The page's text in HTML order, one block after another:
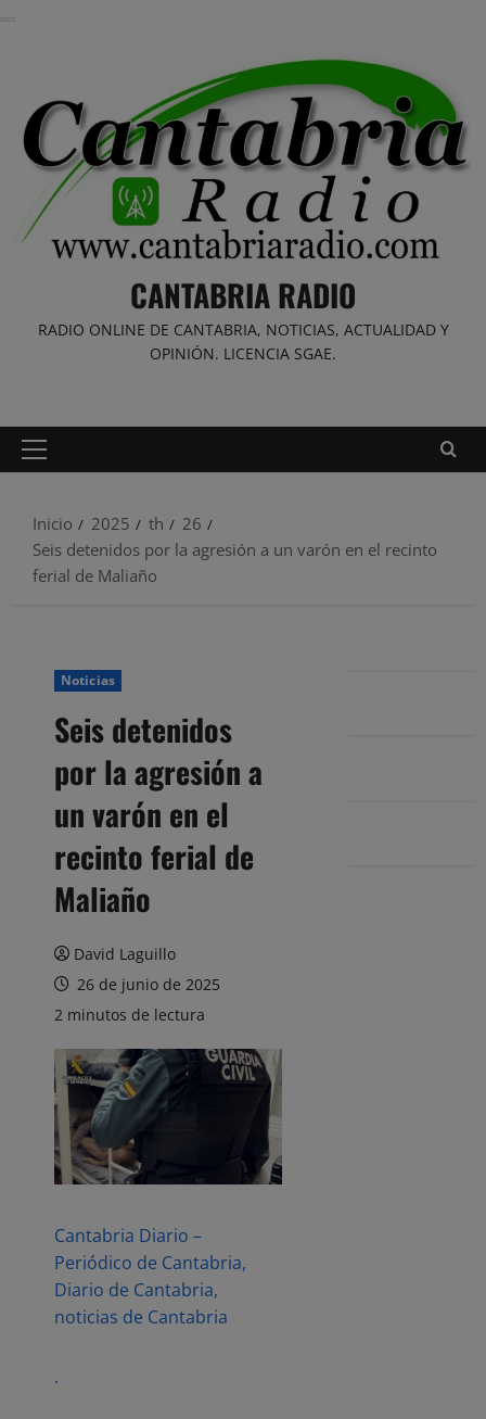
CANTABRIA RADIO
RADIO ONLINE DE CANTABRIA, NOTICIAS, ACTUALIDAD Y
OPINIÓN. LICENCIA SGAE.
Menú
Inicio
2025 th
26
Seis detenidos por la agresión a un varón en el recinto
ferial de Maliaño
Noticias
Seis detenidos
por la agresión a
un varón en el
recinto ferial de
Maliaño
David Laguillo
26 de junio de 2025
2 minutos de lectura
Cantabria Diario –
Periódico de Cantabria,
Diario de Cantabria,
noticias de Cantabria
.